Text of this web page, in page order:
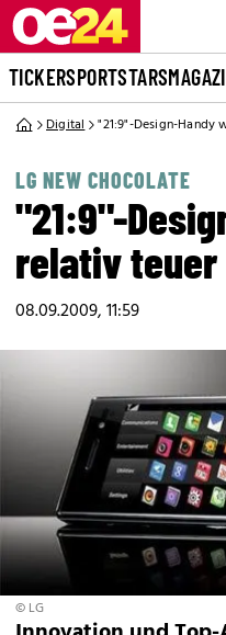
TICKERSPORTSTARS
Digital "21:9"-Design-Handy
LG NEW CHOCOLATE
"21:9"-
relativ teuer
08.09.2009, 11:59
© LG